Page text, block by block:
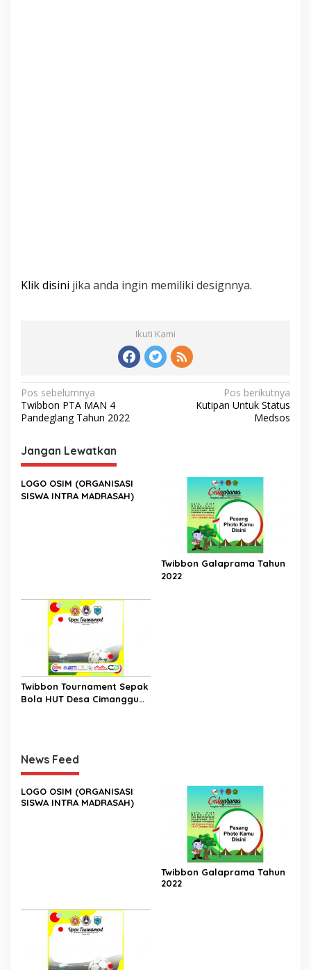
Klik disini jika anda ingin memiliki designnya.
Ikuti Kami
Navigasi
pos
Pos sebelumnya
Twibbon PTA MAN 4
Pandeglang Tahun 2022
Pos berikutnya
Kutipan Untuk Status
Medsos
Jangan Lewatkan
LOGO OSIM (ORGANISASI
SISWA INTRA MADRASAH)
Twibbon Galaprama Tahun
2022
Twibbon Tournament Sepak
Bola HUT Desa Cimanggu
News Feed
LOGO OSIM (ORGANISASI
SISWA INTRA MADRASAH)
Twibbon Galaprama Tahun
2022